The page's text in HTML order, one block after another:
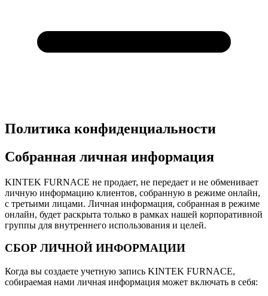
Политика конфиденциальности
Собранная личная информация
KINTEK FURNACE не продает, не передает и не обменивает
личную информацию клиентов, собранную в режиме онлайн,
с третьими лицами. Личная информация, собранная в режиме
онлайн, будет раскрыта только в рамках нашей корпоративной
группы для внутреннего использования и целей.
СБОР ЛИЧНОЙ ИНФОРМАЦИИ
Когда вы создаете учетную запись KINTEK FURNACE,
собираемая нами личная информация может включать в себя: